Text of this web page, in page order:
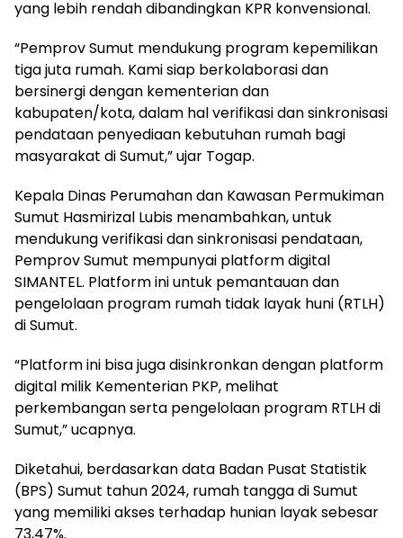
yang lebih rendah dibandingkan KPR konvensional.
“Pemprov Sumut mendukung program kepemilikan
tiga juta rumah. Kami siap berkolaborasi dan
bersinergi dengan kementerian dan
kabupaten/kota, dalam hal verifikasi dan sinkronisasi
pendataan penyediaan kebutuhan rumah bagi
masyarakat di Sumut,” ujar Togap.
Kepala Dinas Perumahan dan Kawasan Permukiman
Sumut Hasmirizal Lubis menambahkan, untuk
mendukung verifikasi dan sinkronisasi pendataan,
Pemprov Sumut mempunyai platform digital
SIMANTEL. Platform ini untuk pemantauan dan
pengelolaan program rumah tidak layak huni (RTLH)
di Sumut.
“Platform ini bisa juga disinkronkan dengan platform
digital milik Kementerian PKP, melihat
perkembangan serta pengelolaan program RTLH di
Sumut,” ucapnya.
Diketahui, berdasarkan data Badan Pusat Statistik
(BPS) Sumut tahun 2024, rumah tangga di Sumut
yang memiliki akses terhadap hunian layak sebesar